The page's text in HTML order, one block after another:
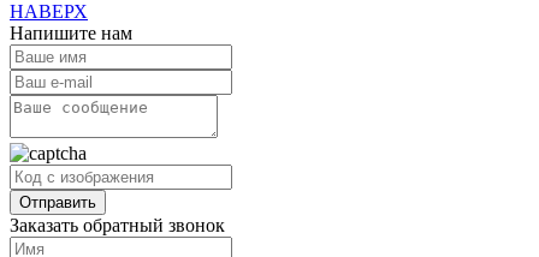
НАВЕРХ
Напишите нам
Заказать обратный звонок